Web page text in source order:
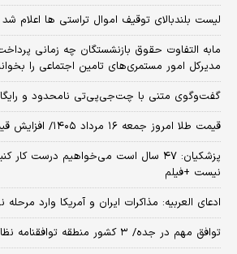
لیست بلندبالای توقیف اموال تراستی ها اعلام شد
مابه التفاوت حقوق بازنشستگان چه زمانی
مدیرکل امور مستمری‌های تامین اجتماعی را
گفت‌وگوی متنی با چت‌جی‌پی‌تی نامحدود و
قیمت طلا امروز جمعه ۱۶ مرداد ۱۴۰۵/ افزایش قیمت طلا
پزشکیان: ۴۷ سال است می‌خواهیم درست
نیست +فیلم
ادعای العربیه: مذاکرات ایران و آمریکا وارد
توافق مهم در جده/ ۳ کشور منطقه توافقنامه نظامی امضا می‌کنند